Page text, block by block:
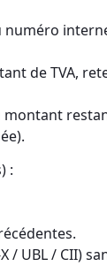
numéro
de TVA,
montant
:
/ UBL / CII)